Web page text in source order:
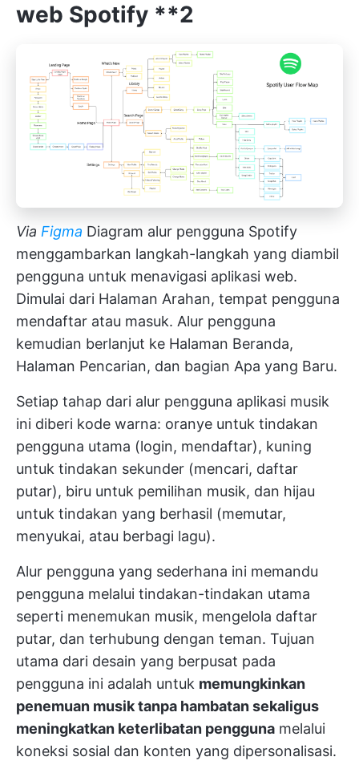
web Spotify **2
Via Figma Diagram alur pengguna Spotify
menggambarkan langkah-langkah yang diambil
pengguna untuk menavigasi aplikasi web.
Dimulai dari Halaman Arahan, tempat pengguna
mendaftar atau masuk. Alur pengguna
kemudian berlanjut ke Halaman Beranda,
Halaman Pencarian, dan bagian Apa yang Baru.
Setiap tahap dari alur pengguna aplikasi musik
ini diberi kode warna: oranye untuk tindakan
pengguna utama (login, mendaftar), kuning
untuk tindakan sekunder (mencari, daftar
putar), biru untuk pemilihan musik, dan hijau
untuk tindakan yang berhasil (memutar,
menyukai, atau berbagi lagu).
Alur pengguna yang sederhana ini memandu
pengguna melalui tindakan-tindakan utama
seperti menemukan musik, mengelola daftar
putar, dan terhubung dengan teman. Tujuan
utama dari desain yang berpusat pada
pengguna ini adalah untuk memungkinkan
penemuan musik tanpa hambatan sekaligus
meningkatkan keterlibatan pengguna melalui
koneksi sosial dan konten yang dipersonalisasi.